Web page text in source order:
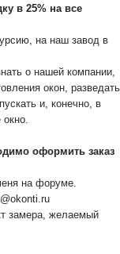
в 25% на все
на наш завод в
о нашей компании,
окон, разведать
и, конечно, в
оформить заказ
на форуме.
замера, желаемый